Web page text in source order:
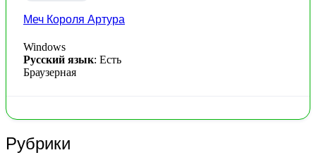
Меч Короля Артура
Windows
Русский язык: Есть
Браузерная
Рубрики